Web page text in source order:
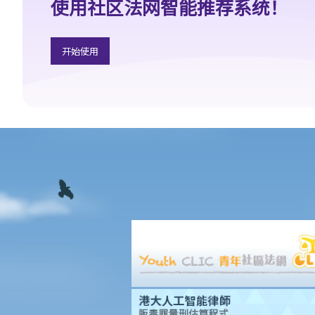
A. 民事模拟个案
B. 刑事模拟个案
使用社区法网智能推荐系统！
开始使用